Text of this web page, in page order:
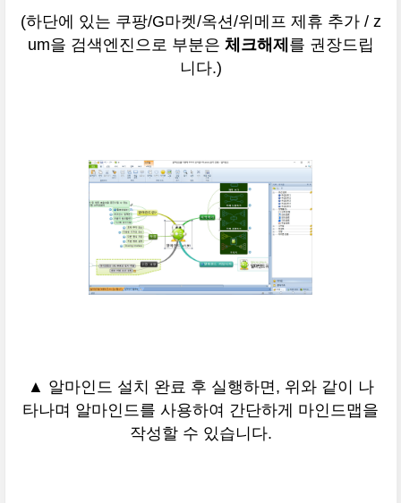
(하단에 있는 쿠팡/G마켓/옥션/위메프 제휴 추가 / z
um을 검색엔진으로 부분은 체크해제 를 권장드립
니다.)
▲ 알마인드 설치 완료 후 실행하면, 위와 같이 나
타나며 알마인드를 사용하여 간단하게 마인드맵을
작성할 수 있습니다.